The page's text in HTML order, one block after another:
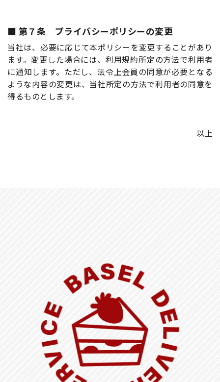
第７条 プライバシーポリシーの変更
当社は、必要に応じて本ポリシーを変更することがあり
ます。変更した場合には、利用規約所定の方法で利用者
に通知します。ただし、法令上会員の同意が必要となる
ような内容の変更は、当社所定の方法で利用者の同意を
得るものとします。
以上